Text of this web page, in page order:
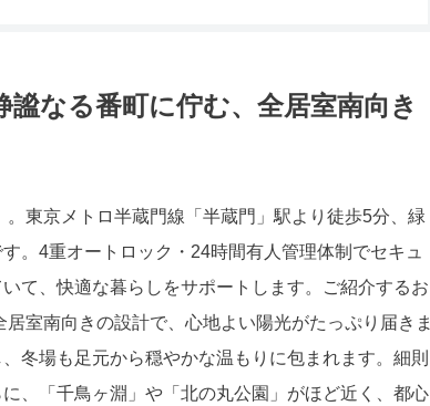
なる番町に佇む、全居室南向き
東京メトロ半蔵門線「半蔵門」駅より徒歩5分、緑
。4重オートロック・24時間有人管理体制でセキュ
て、快適な暮らしをサポートします。ご紹介するお
室南向きの設計で、心地よい陽光がたっぷり届きま
冬場も足元から穏やかな温もりに包まれます。細則
、「千鳥ヶ淵」や「北の丸公園」がほど近く、都心